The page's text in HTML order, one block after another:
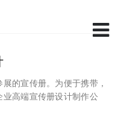
的宣传册。为便于携带，
高端宣传册设计制作公